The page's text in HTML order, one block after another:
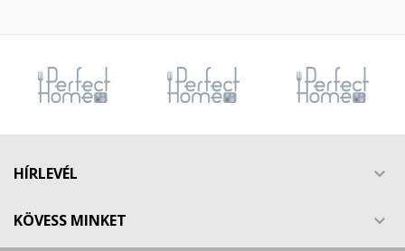
HÍRLEVÉL 
KÖVESS MINKET 